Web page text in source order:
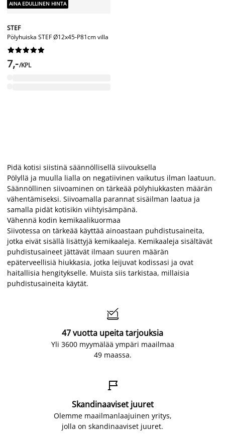
AINA EDULLINEN HINTA
STEF
Pölyhuiska STEF Ø12x45-P81cm villa






7,-/KPL
Pidä kotisi siistinä säännöllisellä siivouksella
Pölyllä ja muulla lialla on negatiivinen vaikutus ilman laatuun.
Säännöllinen siivoaminen on tärkeää pölyhiukkasten määrän
vähentämiseksi. Siivoamalla parannat sisäilman laatua ja
samalla pidät kotisikin viihtyisämpänä.
Vähennä kodin kemikaalikuormaa
Siivotessa on tärkeää käyttää ainoastaan puhdistusaineita,
jotka eivät sisällä lisättyjä kemikaaleja. Kemikaaleja sisältävät
puhdistusaineet jättävät ilmaan suuren määrän
epäterveellisiä hiukkasia, jotka leijuvat kodissasi ja ovat
haitallisia hengitykselle. Muista siis tarkistaa, millaisia
puhdistusaineita käytät.

47 vuotta upeita tarjouksia
Yli 3600 myymälää ympäri maailmaa
49 maassa.

Skandinaaviset juuret
Olemme maailmanlaajuinen yritys,
jolla on skandinaaviset juuret.